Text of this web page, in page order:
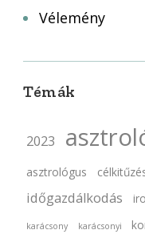
Vélemény
Témák
2023
asztrológus
időgazdálkodás
karácsony karácsonyi